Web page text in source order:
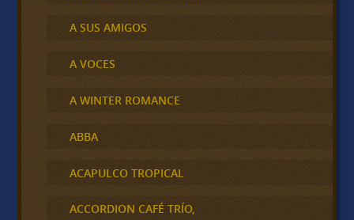
A SUS AMIGOS
A VOCES
A WINTER ROMANCE
ABBA
ACAPULCO TROPICAL
ACCORDION CAFÉ TRÍO,